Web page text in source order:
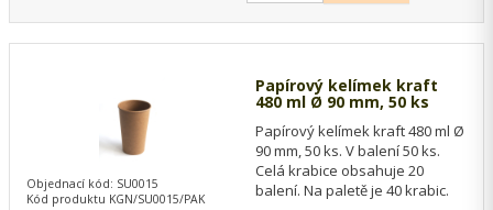
Papírový kelímek kraft
480 ml Ø 90 mm, 50 ks
Papírový kelímek kraft 480 ml Ø
90 mm, 50 ks. V balení 50 ks.
Celá krabice obsahuje 20
balení. Na paletě je 40 krabic.
Objednací kód: SU0015
Kód produktu KGN/SU0015/PAK